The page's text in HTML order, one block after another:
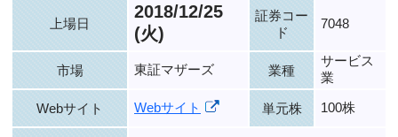
上場日
2018/12/25
(火)
証券コー
ド
7048
市場 東証マザーズ 業種
サービス
業
Webサイト Webサイト 単元株 100株